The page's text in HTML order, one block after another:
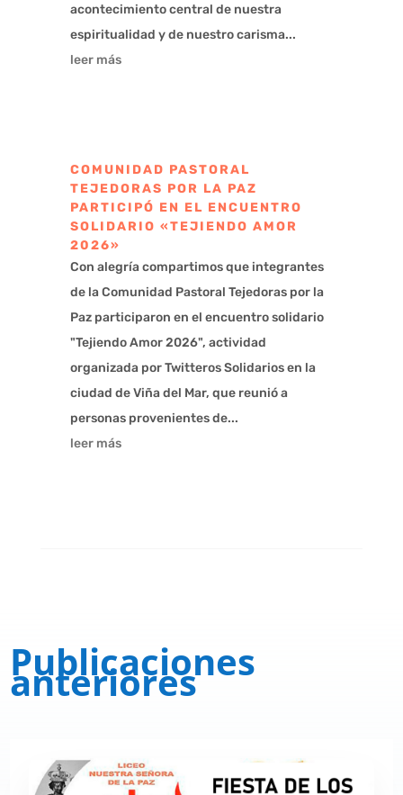
acontecimiento central de nuestra
espiritualidad y de nuestro carisma...
leer más
COMUNIDAD PASTORAL
TEJEDORAS POR LA PAZ
PARTICIPÓ EN EL ENCUENTRO
SOLIDARIO «TEJIENDO AMOR
2026»
Con alegría compartimos que integrantes
de la Comunidad Pastoral Tejedoras por la
Paz participaron en el encuentro solidario
"Tejiendo Amor 2026", actividad
organizada por Twitteros Solidarios en la
ciudad de Viña del Mar, que reunió a
personas provenientes de...
leer más
Publicaciones
anteriores